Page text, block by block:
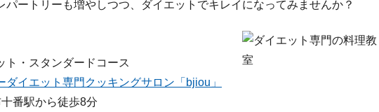
パートリーも増やしつつ、ダイエットでキレイになってみませんか？
ト・スタンダードコース
ダイエット専門クッキングサロン「bjiou」
番駅から徒歩8分